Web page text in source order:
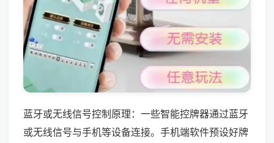
蓝牙或无线信号控制原理：一些智能控牌器通过蓝牙
或无线信号与手机等设备连接。手机端软件预设好牌